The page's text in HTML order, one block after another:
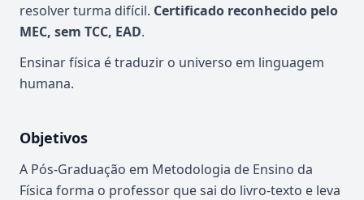
resolver turma difícil. Certificado reconhecido pelo
MEC, sem TCC, EAD.
Ensinar física é traduzir o universo em linguagem
humana.
Objetivos
A Pós-Graduação em Metodologia de Ensino da
Física forma o professor que sai do livro-texto e leva